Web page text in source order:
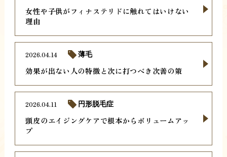
女性や子供がフィナステリドに触れてはいけない
理由
効果が出ない人の特徴と次に打つべき次善の策
2026.04.14 薄毛
頭皮のエイジングケアで根本からボリュームアッ
プ
2026.04.11 円形脱毛症